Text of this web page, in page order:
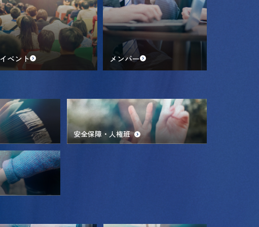
イベント メンバー
安全保障・人権班